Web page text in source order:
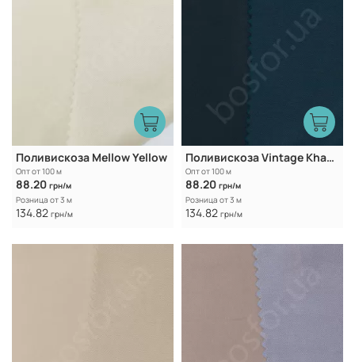
Поливискоза Mellow Yellow
Опт от 100 м
88.20 грн/м
Розница от 3 м
134.82 грн/м
Поливискоза Vintage Khaki - Illcit Green
Опт от 100 м
88.20 грн/м
Розница от 3 м
134.82 грн/м